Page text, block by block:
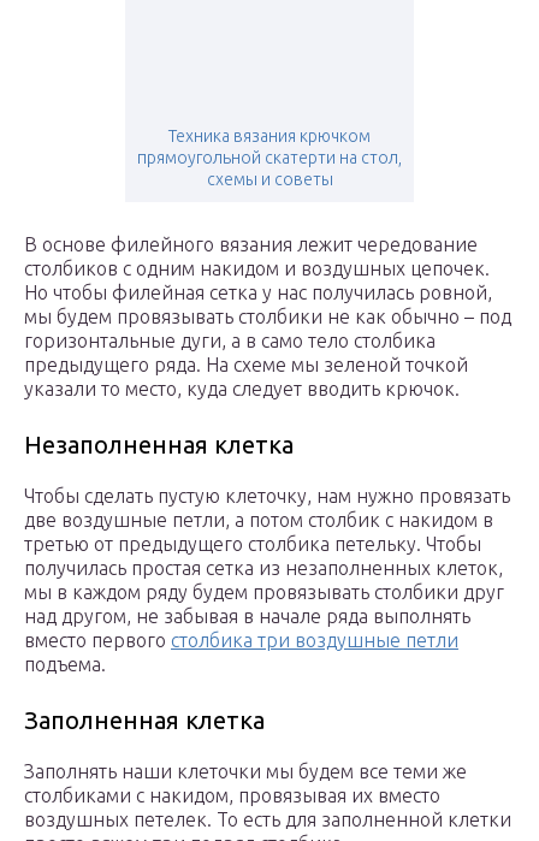
Техника вязания крючком
прямоугольной скатерти на стол,
схемы и советы
В основе филейного вязания лежит чередование
столбиков с одним накидом и воздушных цепочек.
Но чтобы филейная сетка у нас получилась ровной,
мы будем провязывать столбики не как обычно – под
горизонтальные дуги, а в само тело столбика
предыдущего ряда. На схеме мы зеленой точкой
указали то место, куда следует вводить крючок.
Незаполненная клетка
Чтобы сделать пустую клеточку, нам нужно провязать
две воздушные петли, а потом столбик с накидом в
третью от предыдущего столбика петельку. Чтобы
получилась простая сетка из незаполненных клеток,
мы в каждом ряду будем провязывать столбики друг
над другом, не забывая в начале ряда выполнять
вместо первого столбика три воздушные петли
подъема.
Заполненная клетка
Заполнять наши клеточки мы будем все теми же
столбиками с накидом, провязывая их вместо
воздушных петелек. То есть для заполненной клетки